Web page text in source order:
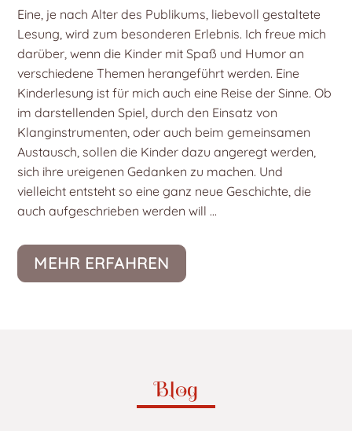
Eine, je nach Alter des Publikums, liebevoll gestaltete
Lesung, wird zum besonderen Erlebnis. Ich freue mich
darüber, wenn die Kinder mit Spaß und Humor an
verschiedene Themen herangeführt werden. Eine
Kinderlesung ist für mich auch eine Reise der Sinne. Ob
im darstellenden Spiel, durch den Einsatz von
Klanginstrumenten, oder auch beim gemeinsamen
Austausch, sollen die Kinder dazu angeregt werden,
sich ihre ureigenen Gedanken zu machen. Und
vielleicht entsteht so eine ganz neue Geschichte, die
auch aufgeschrieben werden will …
MEHR ERFAHREN
Blog